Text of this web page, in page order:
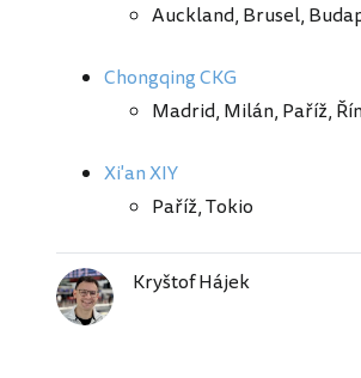
Auckland, Brusel,
Chongqing CKG
Madrid, Milán, Paříž,
Xi'an XIY
Paříž, Tokio
Kryštof Hájek